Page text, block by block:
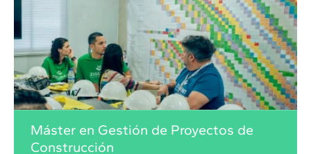
Máster en Gestión de Proyectos de
Construcción